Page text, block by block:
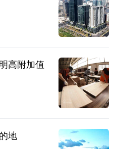
高附加值
地